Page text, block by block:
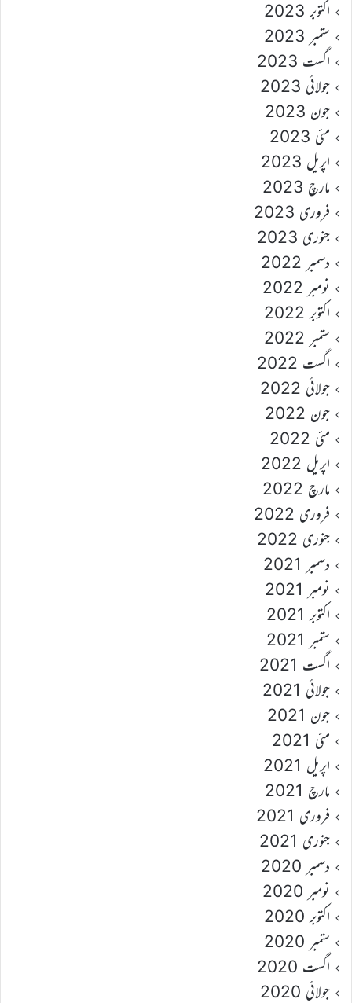
اکتوبر 2023
ستمبر 2023
اگست 2023
جولائی 2023
جون 2023
مئی 2023
اپریل 2023
مارچ 2023
فروری 2023
جنوری 2023
دسمبر 2022
نومبر 2022
اکتوبر 2022
ستمبر 2022
اگست 2022
جولائی 2022
جون 2022
مئی 2022
اپریل 2022
مارچ 2022
فروری 2022
جنوری 2022
دسمبر 2021
نومبر 2021
اکتوبر 2021
ستمبر 2021
اگست 2021
جولائی 2021
جون 2021
مئی 2021
اپریل 2021
مارچ 2021
فروری 2021
جنوری 2021
دسمبر 2020
نومبر 2020
اکتوبر 2020
ستمبر 2020
اگست 2020
جولائی 2020